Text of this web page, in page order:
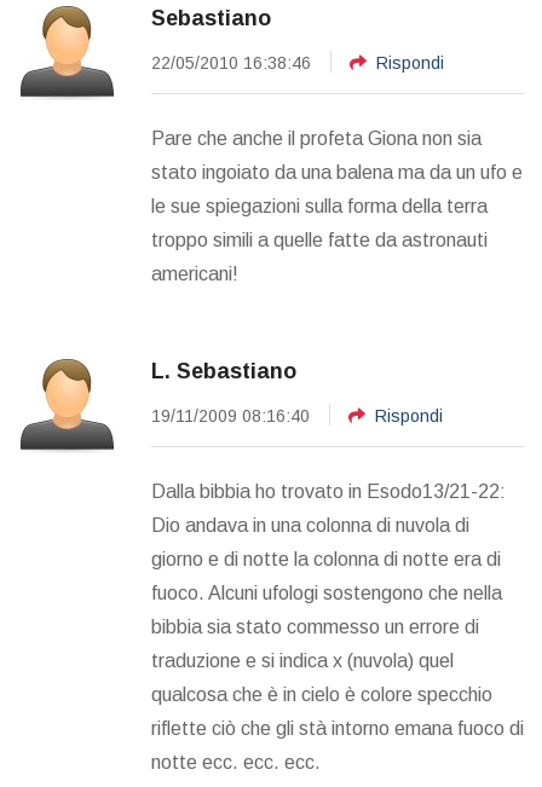
Sebastiano
22/05/2010 16:38:46 Rispondi
Pare che anche il profeta Giona non sia
stato ingoiato da una balena ma da un ufo e
le sue spiegazioni sulla forma della terra
troppo simili a quelle fatte da astronauti
americani!
L. Sebastiano
19/11/2009 08:16:40 Rispondi
Dalla bibbia ho trovato in Esodo13/21-22:
Dio andava in una colonna di nuvola di
giorno e di notte la colonna di notte era di
fuoco. Alcuni ufologi sostengono che nella
bibbia sia stato commesso un errore di
traduzione e si indica x (nuvola) quel
qualcosa che è in cielo è colore specchio
riflette ciò che gli stà intorno emana fuoco di
notte ecc. ecc. ecc.